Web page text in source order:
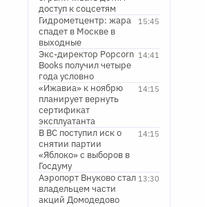
доступ к соцсетям
15:45
Гидрометцентр: жара
спадет в Москве в
выходные
14:41
Экс-директор Popcorn
Books получил четыре
года условно
14:15
«Ижавиа» к ноябрю
планирует вернуть
сертификат
эксплуатанта
14:15
В ВС поступил иск о
снятии партии
«Яблоко» с выборов в
Госдуму
13:30
Аэропорт Внуково стал
владельцем части
акций Домодедово